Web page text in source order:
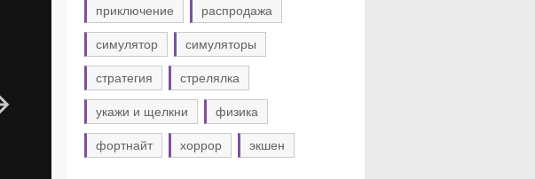
приключение распродажа
симулятор симуляторы
стратегия стрелялка
укажи и щелкни физика
фортнайт хоррор экшен